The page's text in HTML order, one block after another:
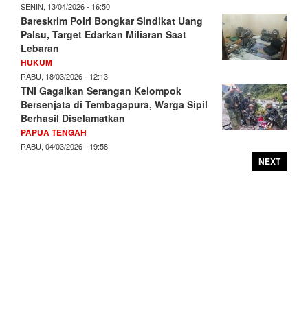
SENIN, 13/04/2026 - 16:50
Bareskrim Polri Bongkar Sindikat Uang
Palsu, Target Edarkan Miliaran Saat
Lebaran
HUKUM
RABU, 18/03/2026 - 12:13
TNI Gagalkan Serangan Kelompok
Bersenjata di Tembagapura, Warga Sipil
Berhasil Diselamatkan
PAPUA TENGAH
RABU, 04/03/2026 - 19:58
NEXT